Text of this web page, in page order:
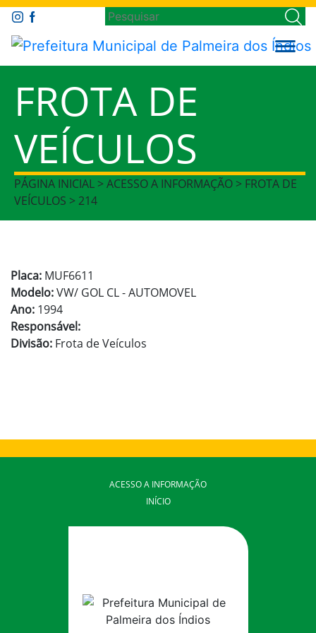
FROTA DE
VEÍCULOS
PÁGINA INICIAL > ACESSO A INFORMAÇÃO > FROTA DE
VEÍCULOS > 214
Placa: MUF6611
Modelo:VW/ GOL CL - AUTOMOVEL
Ano: 1994
Responsável:
Divisão: Frota de Veículos
ACESSO A INFORMAÇÃO
INÍCIO